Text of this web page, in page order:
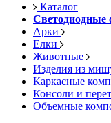
Каталог
Светодиодные
Арки
Елки
Животные
Изделия из
Каркасные
Консоли и
Объемные